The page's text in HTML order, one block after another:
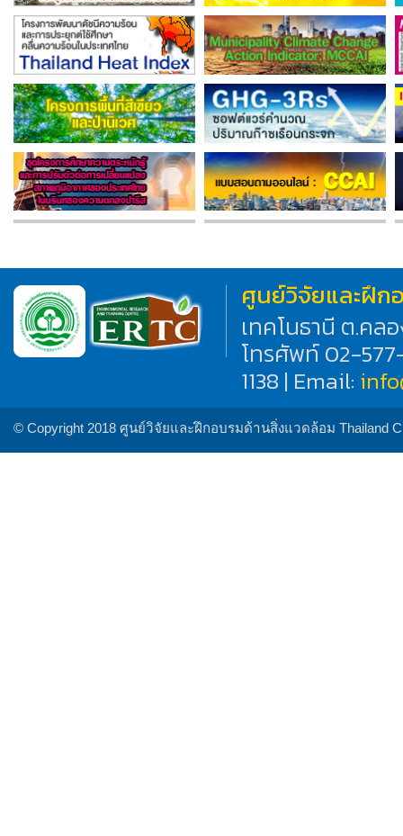
ศูนย์วิจัยและฝึ
เทคโนธานี ต.คล
โทรศัพท์ 02-
1138 | Email:
© Copyright 2018 ศูนย์วิจัยและฝึกอบรมด้านสิ่งแวดล้อม Thailand